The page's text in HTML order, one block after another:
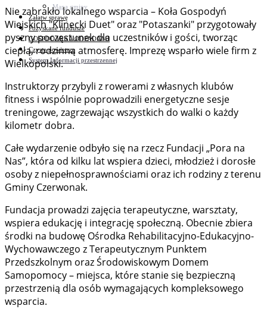
Mapa gminy
Załatw sprawę
Pozyskane fundusze
GOSPODARKA ODPADAMI
Czyste powietrze
System Informacji przestrzennej
Nie zabrakło lokalnego wsparcia – Koła Gospodyń
Wiejskich "Klinecki Duet" oraz "Potaszanki" przygotowały
pyszny poczęstunek dla uczestników i gości, tworząc
ciepłą, rodzinną atmosferę. Imprezę wsparło wiele firm z
Wielkopolski.
Instruktorzy przybyli z rowerami z własnych klubów
fitness i wspólnie poprowadzili energetyczne sesje
treningowe, zagrzewając wszystkich do walki o każdy
kilometr dobra.
Całe wydarzenie odbyło się na rzecz Fundacji „Pora na
Nas”, która od kilku lat wspiera dzieci, młodzież i dorosłe
osoby z niepełnosprawnościami oraz ich rodziny z terenu
Gminy Czerwonak.
Fundacja prowadzi zajęcia terapeutyczne, warsztaty,
wspiera edukację i integrację społeczną. Obecnie zbiera
środki na budowę Ośrodka Rehabilitacyjno-Edukacyjno-
Wychowawczego z Terapeutycznym Punktem
Przedszkolnym oraz Środowiskowym Domem
Samopomocy – miejsca, które stanie się bezpieczną
przestrzenią dla osób wymagających kompleksowego
wsparcia.